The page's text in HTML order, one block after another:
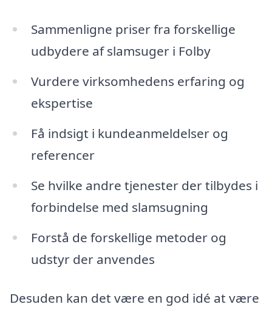
Sammenligne priser fra forskellige
udbydere af slamsuger i Folby
Vurdere virksomhedens erfaring og
ekspertise
Få indsigt i kundeanmeldelser og
referencer
Se hvilke andre tjenester der tilbydes i
forbindelse med slamsugning
Forstå de forskellige metoder og
udstyr der anvendes
Desuden kan det være en god idé at være